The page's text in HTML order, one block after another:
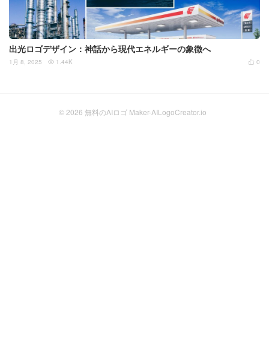
出光ロゴデザイン：神話から現代エネルギーの象徴へ
 0
1月 8, 2025  1.44K
© 2026 無料のAIロゴ Maker-AILogoCreator.io